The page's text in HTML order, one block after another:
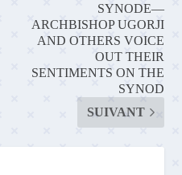
SYNODE—
ARCHBISHOP UGORJI
AND OTHERS VOICE
OUT THEIR
SENTIMENTS ON THE
SYNOD
SUIVANT